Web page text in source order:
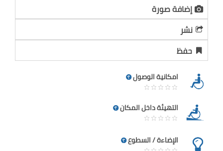
إضافة صورة
نشر
حفظ
امكانية الوصول
التهيئة داخل المكان
الإضاءة / السطوع